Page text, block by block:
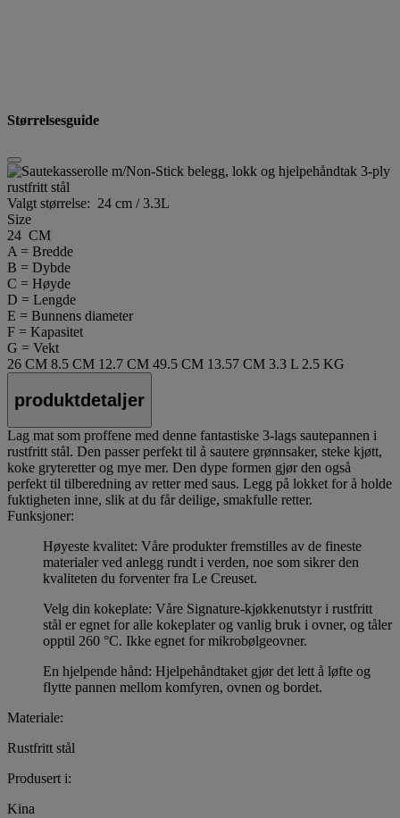
Størrelsesguide
Valgt størrelse: 24 cm / 3.3L
Size
24 CM
A = Bredde
B = Dybde
C = Høyde
D = Lengde
E = Bunnens diameter
F = Kapasitet
G = Vekt
26 CM 8.5 CM 12.7 CM 49.5 CM 13.57 CM 3.3 L 2.5 KG
produktdetaljer
Lag mat som proffene med denne fantastiske 3-lags sautepannen i
rustfritt stål. Den passer perfekt til å sautere grønnsaker, steke kjøtt,
koke gryteretter og mye mer. Den dype formen gjør den også
perfekt til tilberedning av retter med saus. Legg på lokket for å holde
fuktigheten inne, slik at du får deilige, smakfulle retter.
Funksjoner:
Høyeste kvalitet: Våre produkter fremstilles av de fineste
materialer ved anlegg rundt i verden, noe som sikrer den
kvaliteten du forventer fra Le Creuset.
Velg din kokeplate: Våre Signature-kjøkkenutstyr i rustfritt
stål er egnet for alle kokeplater og vanlig bruk i ovner, og tåler
opptil 260 °C. Ikke egnet for mikrobølgeovner.
En hjelpende hånd: Hjelpehåndtaket gjør det lett å løfte og
flytte pannen mellom komfyren, ovnen og bordet.
Materiale:
Rustfritt stål
Produsert i:
Kina